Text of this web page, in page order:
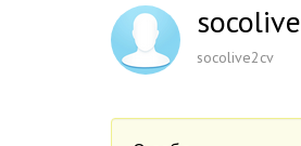
socolive2cv